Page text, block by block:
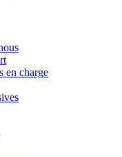
en charge